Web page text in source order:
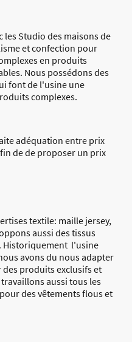
Studio des maisons de
et confection pour
en produits
Nous possédons des
font de l'usine une
complexes.
adéquation entre prix
de de proposer un prix
textile: maille jersey,
aussi des tissus
Historiquement l'usine
avons du nous adapter
produits exclusifs et
aussi tous les
des vêtements flous et